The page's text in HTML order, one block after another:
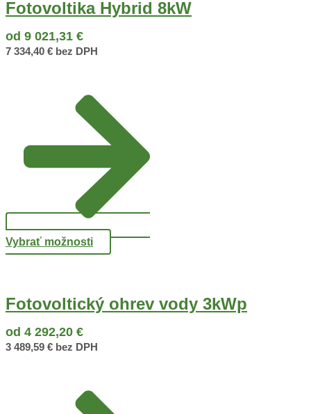
Fotovoltika Hybrid 8kW
od 9 021,31 €
7 334,40 € bez DPH
Vybrať možnosti
Fotovoltický ohrev vody 3kWp
od 4 292,20 €
3 489,59 € bez DPH